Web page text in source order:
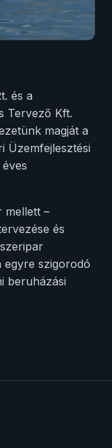
és a
Tervező Kft.
magját a
Üzemfejlesztési
mellett –
és
szigorodó
beruházási